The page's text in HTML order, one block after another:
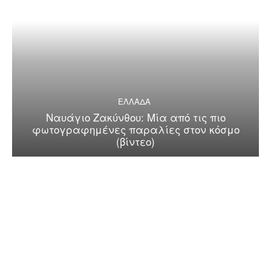
ΕΛΛΑΔΑ
Ναυάγιο Ζακύνθου: Μία από τις πιο
φωτογραφημένες παραλίες στον κόσμο
(βίντεο)